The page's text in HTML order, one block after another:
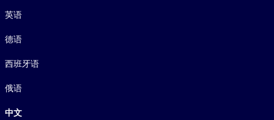
英语
德语
西班牙语
俄语
中文